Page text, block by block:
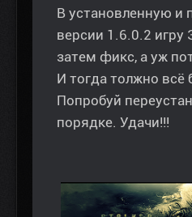
В установленную и
версии 1.6.0.2
затем фикс, а уж
И тогда толжно всё
Попробуй
порядке. Удачи!!!